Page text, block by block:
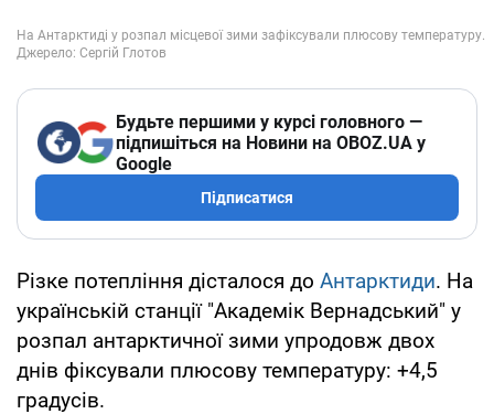
Будьте першими у курсі головного —
підпишіться на Новини на OBOZ.UA у
Google
Підписатися
Різке потепління дісталося до Антарктиди. На
українській станції "Академік Вернадський" у
розпал антарктичної зими упродовж двох
днів фіксували плюсову температуру: +4,5
градусів.